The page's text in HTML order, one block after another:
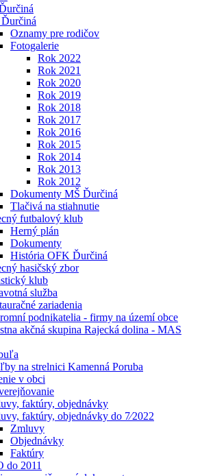
Oznamy pre rodičov
Fotogalerie
Rok 2022
Rok 2021
Rok 2020
Rok 2019
Rok 2018
Rok 2017
Rok 2016
Rok 2015
Rok 2014
Rok 2013
Rok 2012
Dokumenty MŠ Ďurčiná
Tlačivá na stiahnutie
futbalový klub
Herný plán
Dokumenty
História OFK Ďurčiná
hasičský zbor
klub
služba
zariadenia
podnikatelia - firmy na území obce
akčná skupina Rajecká dolina - MAS
na strelnici Kamenná Poruba
v obci
faktúry, objednávky
faktúry, objednávky do 7⁄2022
Zmluvy
Objednávky
Faktúry
do 2011